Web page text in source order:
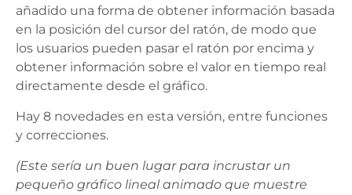
añadido una forma de obtener información basada
en la posición del cursor del ratón, de modo que
los usuarios pueden pasar el ratón por encima y
obtener información sobre el valor en tiempo real
directamente desde el gráfico.
Hay 8 novedades en esta versión, entre funciones
y correcciones.
(Este sería un buen lugar para incrustar un
pequeño gráfico lineal animado que muestre